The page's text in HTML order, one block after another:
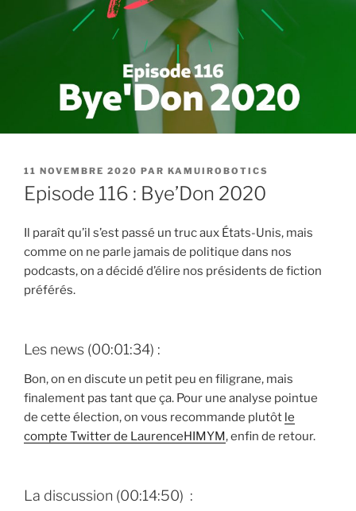
PUBLIÉ
LE
11 NOVEMBRE 2020 PAR KAMUIROBOTICS
Episode 116 : Bye’Don 2020
Il paraît qu’il s’est passé un truc aux États-Unis, mais
comme on ne parle jamais de politique dans nos
podcasts, on a décidé d’élire nos présidents de fiction
préférés.
Les news (00:01:34) :
Bon, on en discute un petit peu en filigrane, mais
finalement pas tant que ça. Pour une analyse pointue
de cette élection, on vous recommande plutôt le
compte Twitter de LaurenceHIMYM, enfin de retour.
La discussion (00:14:50) :